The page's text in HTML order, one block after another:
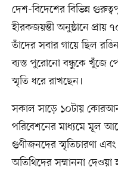
দেশ-বিদেশের বিভিন্ন
হীরকজয়ন্তী অনুষ্ঠানে প্রায়
তাঁদের সবার গায়ে ছিল
ব্যস্ত পুরোনো বন্ধুকে খুঁজে
স্মৃতি ধরে রাখছেন।
সকাল সাড়ে ১০টায়
পরিবেশনের মাধ্যমে মূল
গুণীজনদের স্মৃতিচারণা
অতিথিদের সম্মাননা